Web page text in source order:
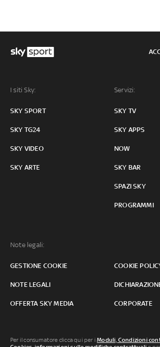
I siti Sky:
SKY SPORT
SKY TG24
SKY VIDEO
SKY ARTE
Servizi:
SKY TV
SKY APPS
NOW
SKY BAR
SPAZI SKY
PROGRAMMI
Note legali:
GESTIONE COOKIE COOKIE
NOTE LEGALI
OFFERTA SKY MEDIA CORPORATE
Per il consumatore clicca qui per iModuli, Condizioni